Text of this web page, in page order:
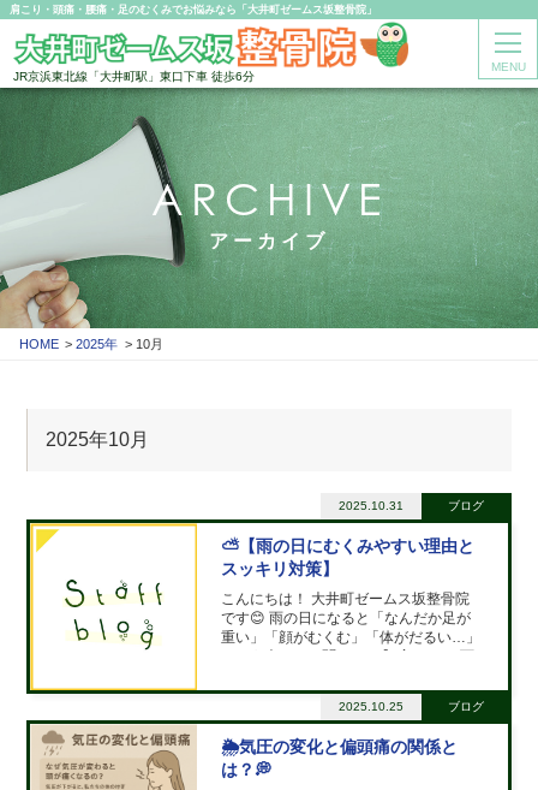
肩こり・頭痛・腰痛・足のむくみでお悩みなら「大井町ゼームス坂整骨院」
JR京浜東北線「大井町駅」東口下車 徒歩6分
MENU
ARCHIVE
アーカイブ
HOME 2025年 10月
2025年10月
2025.10.31 ブログ
⛅【雨の日にむくみやすい理由と
スッキリ対策】
こんにちは！ 大井町ゼームス坂整骨院
です😊 雨の日になると「なんだか足が
重い」「顔がむくむ」「体がだるい…」
が深く関係しているんです☔ 🌧️【なぜ
雨の日はむくみやすいの？】 ⬜ ① 気圧
の低下で
2025.10.25 ブログ
🌦️気圧の変化と偏頭痛の関係と
は？💭